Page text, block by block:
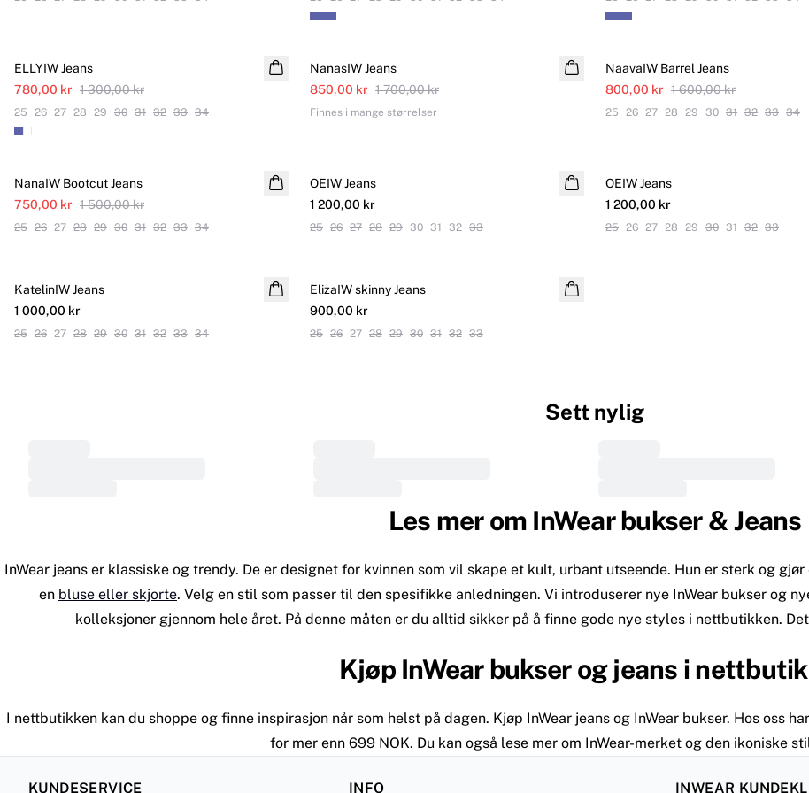
ELLYIW Jeans
780,00 kr 1 300,00 kr
25 26 27 28 29 30 31 32 33 34
NanasIW Jeans
850,00 kr 1 700,00 kr
Finnes i mange størrelser
NaavaIW Barrel Jeans
800,00 kr 1 600,00 kr
25 26 27 28 29 30 31 32 33 34
NanaIW Bootcut Jeans
750,00 kr 1 500,00 kr
25 26 27 28 29 30 31 32 33 34
Online Exclusive
OEIW Jeans
1 200,00 kr
25 26 27 28 29 30 31 32 33
Online Exclusive
OEIW Jeans
1 200,00 kr
25 26 27 28 29 30 31 32 33
KatelinIW Jeans
1 000,00 kr
25 26 27 28 29 30 31 32 33 34
ElizaIW skinny Jeans
900,00 kr
25 26 27 28 29 30 31 32 33
Sett nylig
Les mer om InWear bukser & Jeans
InWear jeans er klassiske og trendy. De er designet for kvinnen som vil skape et kult, urbant utseende. Hun er sterk og
en bluse eller skjorte. Velg en stil som passer til den spesifikke anledningen. Vi introduserer nye InWear bukser og
kolleksjoner gjennom hele året. På denne måten er du alltid sikker på å finne gode nye styles i nettbutikken.
Kjøp InWear bukser og jeans i
I nettbutikken kan du shoppe og finne inspirasjon når som helst på dagen. Kjøp InWear jeans og InWear bukser. Hos oss
for mer enn 699 NOK. Du kan også lese mer om InWear-merket og den ikoniske
KUNDESERVICE INFO INWEAR